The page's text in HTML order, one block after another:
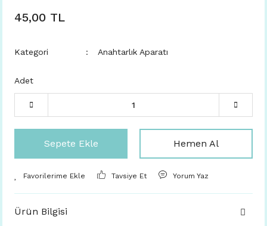
45,00 TL
Kategori Anahtarlık Aparatı
Adet
Sepete Ekle Hemen Al
Tavsiye Et Yorum Yaz
Ürün Bilgisi